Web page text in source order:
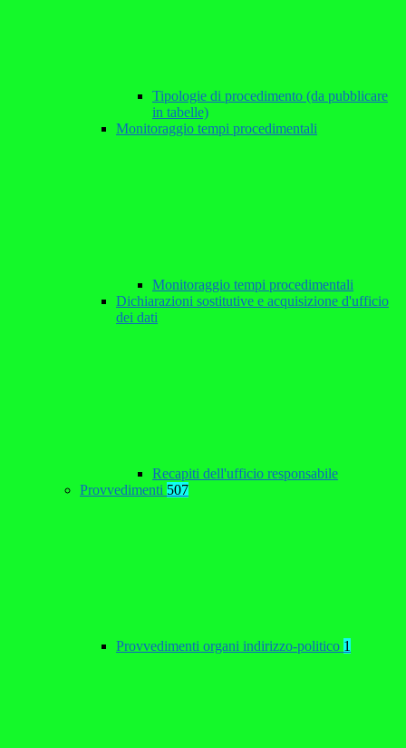
Tipologie di procedimento (da pubblicare
in tabelle)
Monitoraggio tempi procedimentali
Monitoraggio tempi procedimentali
Dichiarazioni sostitutive e acquisizione d'ufficio
dei dati
Recapiti dell'ufficio responsabile
Provvedimenti 507
Provvedimenti organi indirizzo-politico 1